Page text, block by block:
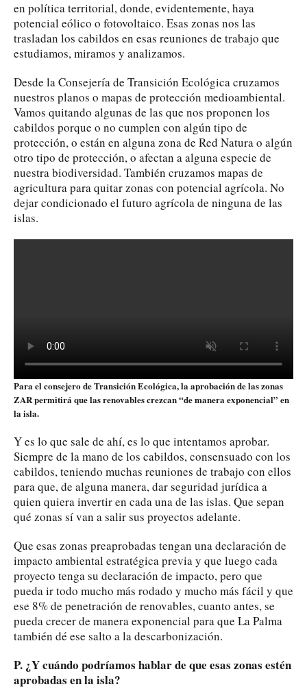
en política territorial, donde, evidentemente, haya
potencial eólico o fotovoltaico. Esas zonas nos las
trasladan los cabildos en esas reuniones de trabajo que
estudiamos, miramos y analizamos.
Desde la Consejería de Transición Ecológica cruzamos
nuestros planos o mapas de protección medioambiental.
Vamos quitando algunas de las que nos proponen los
cabildos porque o no cumplen con algún tipo de
protección, o están en alguna zona de Red Natura o algún
otro tipo de protección, o afectan a alguna especie de
nuestra biodiversidad. También cruzamos mapas de
agricultura para quitar zonas con potencial agrícola. No
dejar condicionado el futuro agrícola de ninguna de las
islas.
Para el consejero de Transición Ecológica, la aprobación de las zonas
ZAR permitirá que las renovables crezcan “de manera exponencial” en
la isla.
Y es lo que sale de ahí, es lo que intentamos aprobar.
Siempre de la mano de los cabildos, consensuado con los
cabildos, teniendo muchas reuniones de trabajo con ellos
para que, de alguna manera, dar seguridad jurídica a
quien quiera invertir en cada una de las islas. Que sepan
qué zonas sí van a salir sus proyectos adelante.
Que esas zonas preaprobadas tengan una declaración de
impacto ambiental estratégica previa y que luego cada
proyecto tenga su declaración de impacto, pero que
pueda ir todo mucho más rodado y mucho más fácil y que
ese 8% de penetración de renovables, cuanto antes, se
pueda crecer de manera exponencial para que La Palma
también dé ese salto a la descarbonización.
P. ¿Y cuándo podríamos hablar de que esas zonas estén
aprobadas en la isla?